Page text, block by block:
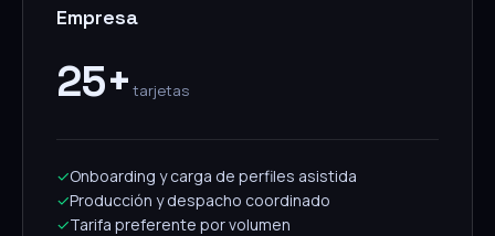
Empresa
25+ tarjetas
✓Onboarding y carga de perfiles asistida
✓Producción y despacho coordinado
✓Tarifa preferente por volumen